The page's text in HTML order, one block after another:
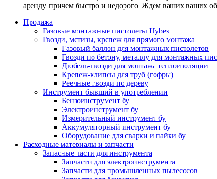
аренду, причем быстро и недорого. Ждем ваших ваших
Продажа
Газовые монтажные пистолеты Hybest
Гвозди, метизы, крепеж для прямого монтажа
Газовый баллон для монтажных пистолетов
Гвозди по бетону, металлу для монтажных
Дюбель-гвозди для монтажа теплоизоляции
Крепеж-клипсы для труб (гофры)
Реечные гвозди по дереву
Инструмент бывший в употреблении
Бензоинструмент бу
Электроинструмент бу
Измерительный инструмент бу
Аккумуляторный инструмент бу
Оборудование для сварки и пайки бу
Расходные материалы и запчасти
Запасные части для инструмента
Запчасти для электроинструмента
Запчасти для промышленных пылесосов